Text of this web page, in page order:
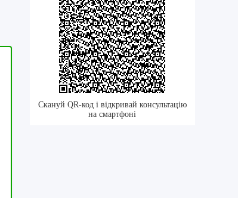
Скануй QR-код і відкривай консультацію
на смартфоні